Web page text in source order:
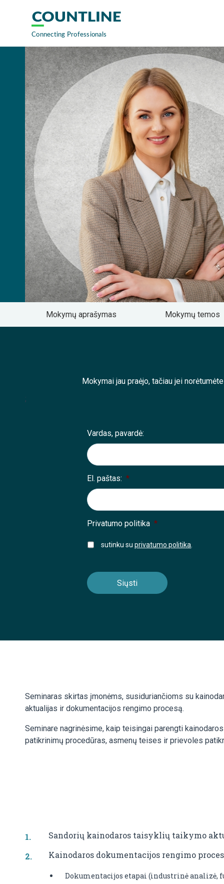
Mokymų aprašymas Mokymų temos
Mokymai jau praėjo, tačiau jei
;
Vardas, pavardė:
El. paštas: *
Privatumo politika *
sutinku suprivatumo politika
Seminaras skirtas įmonėms, susiduriančioms su
aktualijas ir dokumentacijos rengimo procesą.
Seminare nagrinėsime, kaip teisingai parengti
patikrinimų procedūras, asmenų teises ir prievoles
Sandorių kainodaros taisyklių taikymo
Kainodaros dokumentacijos rengimo
Dokumentacijos etapai (industrinė analizė,